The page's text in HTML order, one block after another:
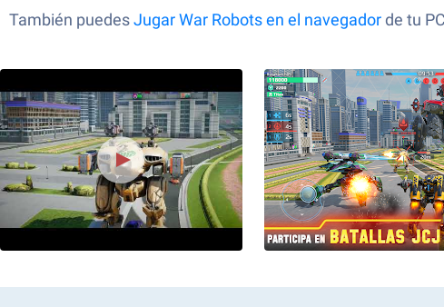
También puedesJugarWar Robotsen el navegadorde tu